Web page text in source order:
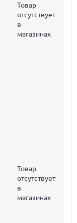
Товар
отсутствует
в
магазинах
Товар
отсутствует
в
магазинах